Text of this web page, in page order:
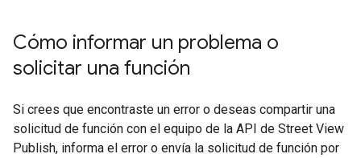
Cómo informar un problema o
solicitar una función
Si crees que encontraste un error o deseas compartir una
solicitud de función con el equipo de la API de Street View
Publish, informa el error o envía la solicitud de función por